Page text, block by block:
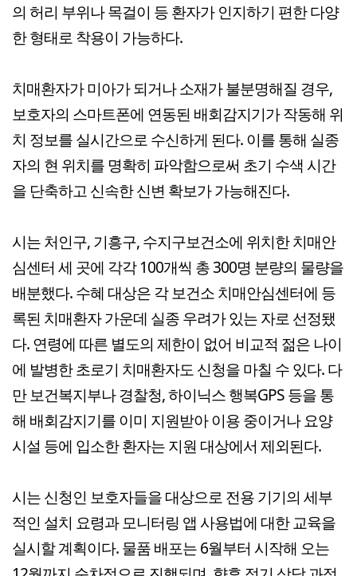
의 허리 부위나 목걸이 등 환자가 인지하기 편한 다양
한 형태로 착용이 가능하다.
치매환자가 미아가 되거나 소재가 불분명해질 경우,
보호자의 스마트폰에 연동된 배회감지기가 작동해 위
치 정보를 실시간으로 수신하게 된다. 이를 통해 실종
자의 현 위치를 명확히 파악함으로써 초기 수색 시간
을 단축하고 신속한 신변 확보가 가능해진다.
시는 처인구, 기흥구, 수지구보건소에 위치한 치매안
심센터 세 곳에 각각 100개씩 총 300명 분량의 물량을
배분했다. 수혜 대상은 각 보건소 치매안심센터에 등
록된 치매환자 가운데 실종 우려가 있는 자로 선정됐
다. 연령에 따른 별도의 제한이 없어 비교적 젊은 나이
에 발병한 초로기 치매환자도 신청을 마칠 수 있다. 다
만 보건복지부나 경찰청, 하이닉스 행복GPS 등을 통
해 배회감지기를 이미 지원받아 이용 중이거나 요양
시설 등에 입소한 환자는 지원 대상에서 제외된다.
시는 신청인 보호자들을 대상으로 전용 기기의 세부
적인 설치 요령과 모니터링 앱 사용법에 대한 교육을
실시할 계획이다. 물품 배포는 6월부터 시작해 오는